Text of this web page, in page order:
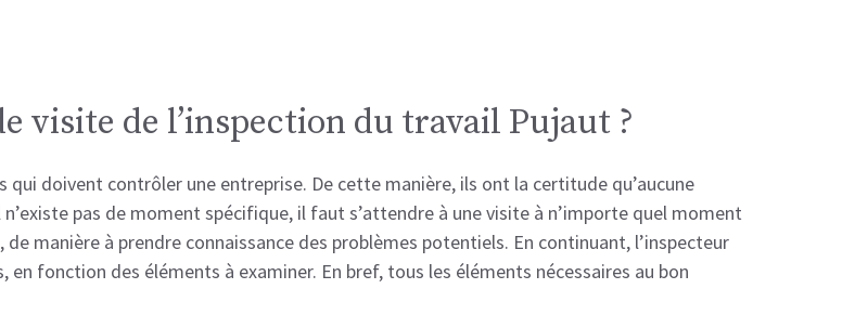
visite de l’inspection du travail Pujaut ?
qui doivent contrôler une entreprise. De cette manière, ils ont la certitude qu’aucune
pas de moment spécifique, il faut s’attendre à une visite à n’importe quel moment
manière à prendre connaissance des problèmes potentiels. En continuant, l’inspecteur
fonction des éléments à examiner. En bref, tous les éléments nécessaires au bon